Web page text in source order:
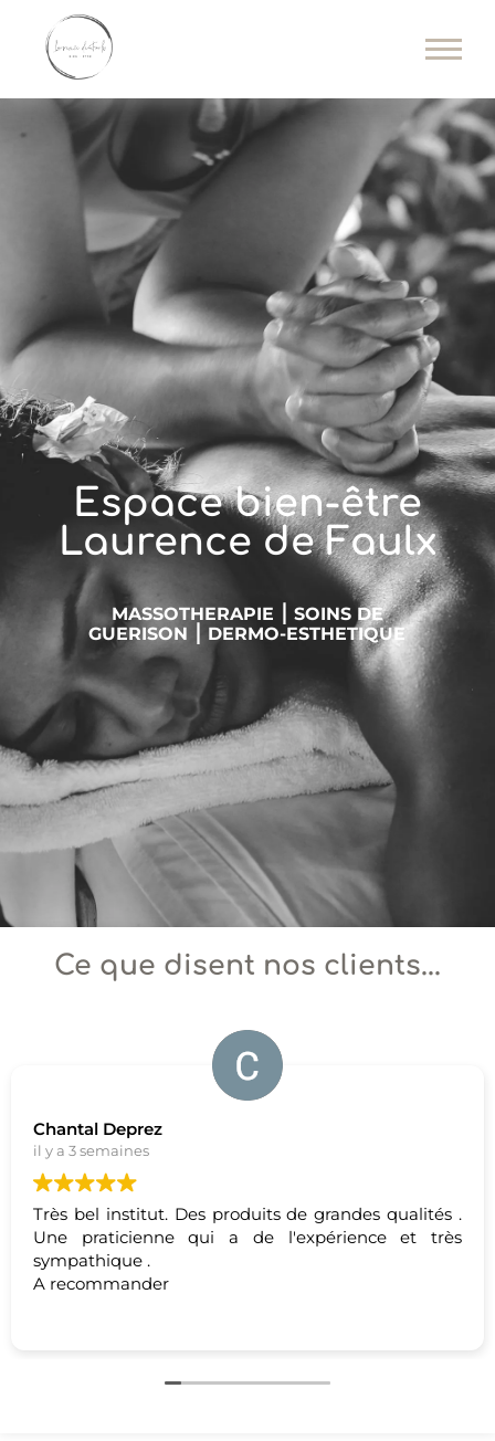
Espace bien-être
Laurence de Faulx
MASSOTHERAPIE ⎮ SOINS DE
GUERISON ⎮ DERMO-ESTHETIQUE
Ce que disent nos clients...
qualités .
Cela fait deux fois que je me rends
pour me faire masser.
Laurence a fait preuve d'écoute,